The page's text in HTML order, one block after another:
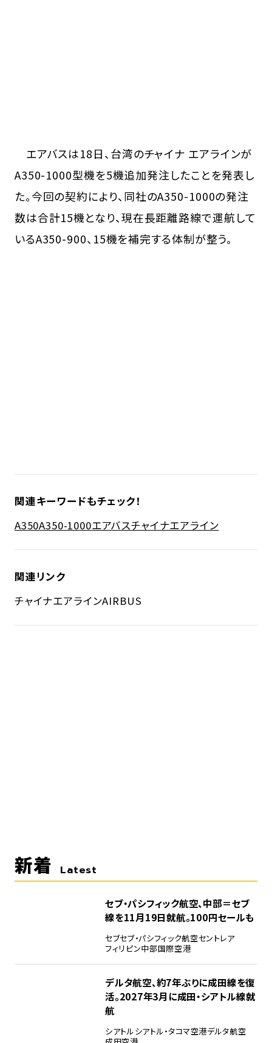
エアバスは18日、台湾のチャイナ エアラインが
A350-1000型機を5機追加発注したことを発表し
た。今回の契約により、同社のA350-1000の発注
数は合計15機となり、現在長距離路線で運航して
いるA350-900、15機を補完する体制が整う。
関連キーワードもチェック！
A350A350-1000エアバスチャイナエアライン
関連リンク
チャイナエアラインAIRBUS
新着 Latest
セブ・パシフィック航空、中部＝セブ
線を11月19日就航。100円セールも
セブセブ・パシフィック航空セントレア
フィリピン中部国際空港
デルタ航空、約7年ぶりに成田線を復
活。2027年3月に成田・シアトル線就
航
シアトルシアトル・タコマ空港デルタ航空